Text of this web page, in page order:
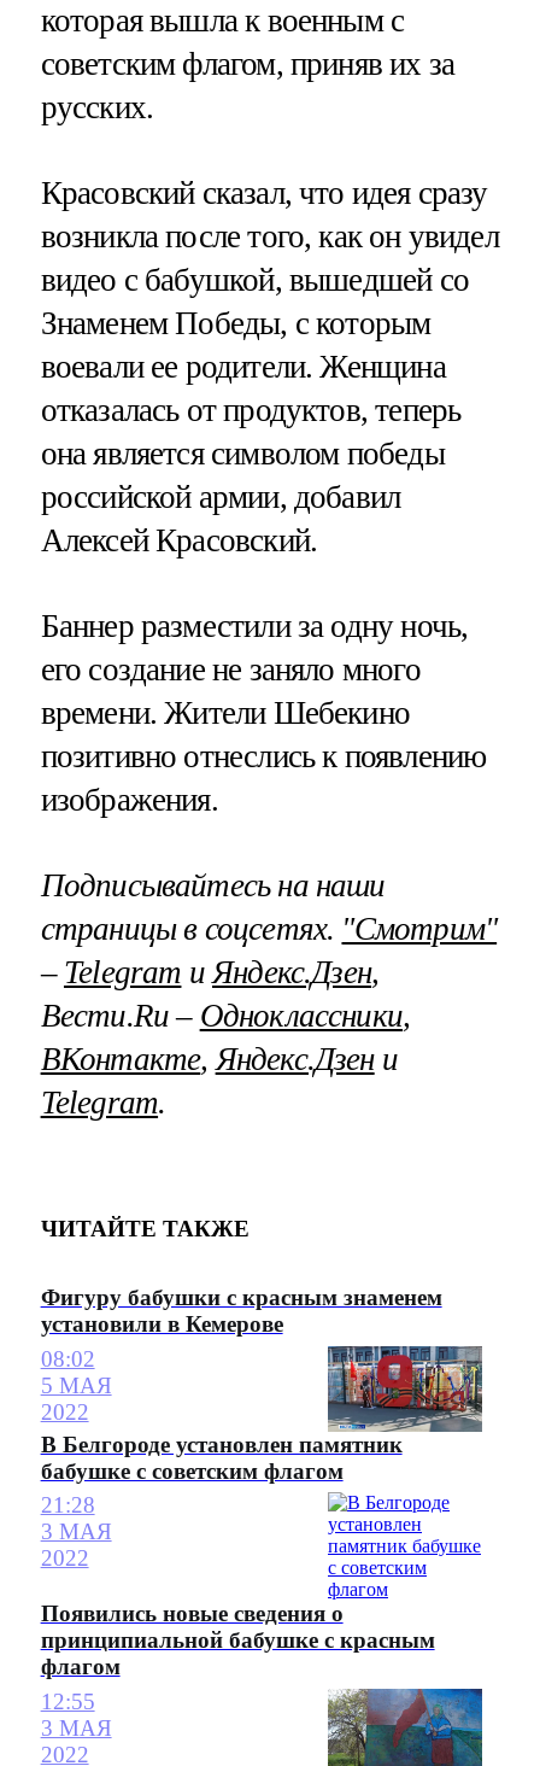
которая вышла к военным с
советским флагом, приняв их за
русских.
Красовский сказал, что идея сразу
возникла после того, как он увидел
видео с бабушкой, вышедшей со
Знаменем Победы, с которым
воевали ее родители. Женщина
отказалась от продуктов, теперь
она является символом победы
российской армии, добавил
Алексей Красовский.
Баннер разместили за одну ночь,
его создание не заняло много
времени. Жители Шебекино
позитивно отнеслись к появлению
изображения.
Подписывайтесь на наши
страницы в соцсетях. "Смотрим"
– Telegram иЯндекс.Дзен,
Вести.Ru – Одноклассники,
ВКонтакте,Яндекс.Дзени
Telegram.
ЧИТАЙТЕ ТАКЖЕ
Фигуру бабушки с красным знаменем
установили в Кемерове
08:02
5 МАЯ
2022
В Белгороде установлен памятник
бабушке с советским флагом
21:28
3 МАЯ
2022
Появились новые сведения о
принципиальной бабушке с красным
флагом
12:55
3 МАЯ
2022